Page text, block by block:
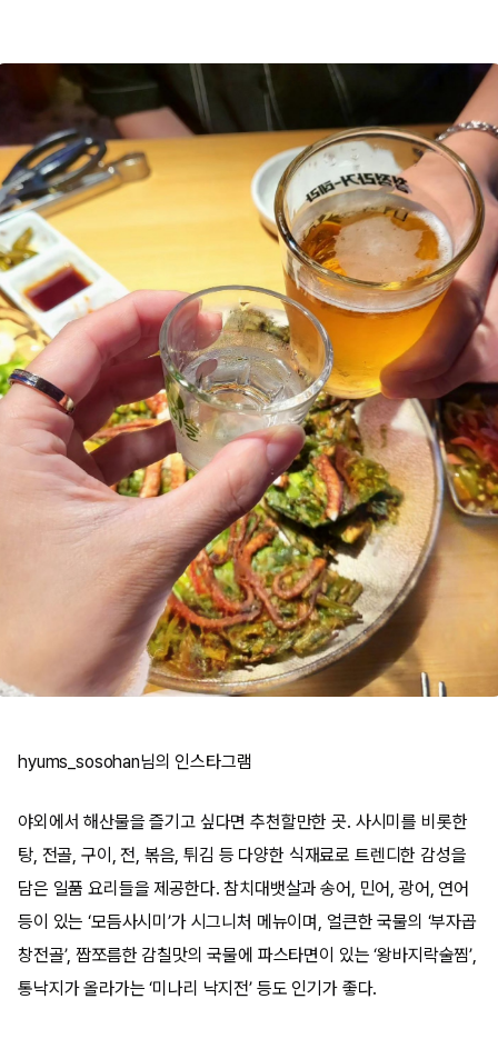
hyums_sosohan님의 인스타그램
야외에서 해산물을 즐기고 싶다면 추천할만한 곳. 사시미를 비롯한
탕, 전골, 구이, 전, 볶음, 튀김 등 다양한 식재료로 트렌디한 감성을
담은 일품 요리들을 제공한다. 참치대뱃살과 송어, 민어, 광어, 연어
등이 있는 ‘모듬사시미’가 시그니처 메뉴이며, 얼큰한 국물의 ‘부자곱
창전골’, 짭쪼름한 감칠맛의 국물에 파스타면이 있는 ‘왕바지락술찜’,
통낙지가 올라가는 ‘미나리 낙지전’ 등도 인기가 좋다.